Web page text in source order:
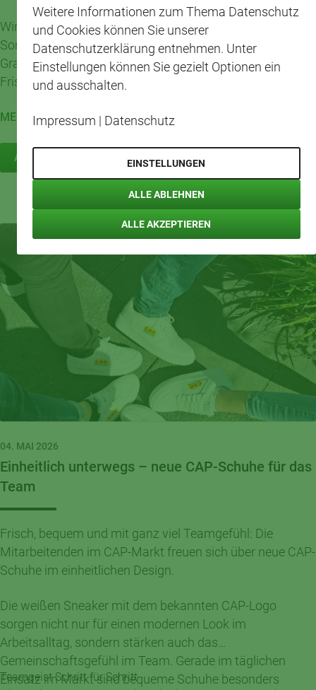
Wir sagen Danke an Daniel Surey für diesen besonderen
Song und an das gesamte Team des CAP-Marktes
Grafenwald für 20 Jahre Einsatz, Zusammenhalt und
Frische vor Ort.
MEHR LESEN
ALLE NACHRICHTEN
04. MAI 2026
Einheitlich unterwegs – neue CAP-Schuhe für das
Team
Frisch, bequem und mit ganz viel Teamgefühl: Die
Mitarbeitenden im CAP-Markt freuen sich über neue CAP-
Schuhe im einheitlichen Design.
Die weißen Sneaker mit dem bekannten CAP-Logo
sorgen nicht nur für einen modernen Look im
Arbeitsalltag, sondern stärken auch das
Gemeinschaftsgefühl im Team. Gerade im täglichen
Einsatz im Markt sind bequeme Schuhe besonders
Teamgeist Schritt für Schritt
Weitere Informationen zum Thema Datenschutz
und Cookies können Sie unserer
Datenschutzerklärung entnehmen. Unter
Einstellungen können Sie gezielt Optionen ein
und ausschalten.
Impressum | Datenschutz
EINSTELLUNGEN
ALLE ABLEHNEN
ALLE AKZEPTIEREN